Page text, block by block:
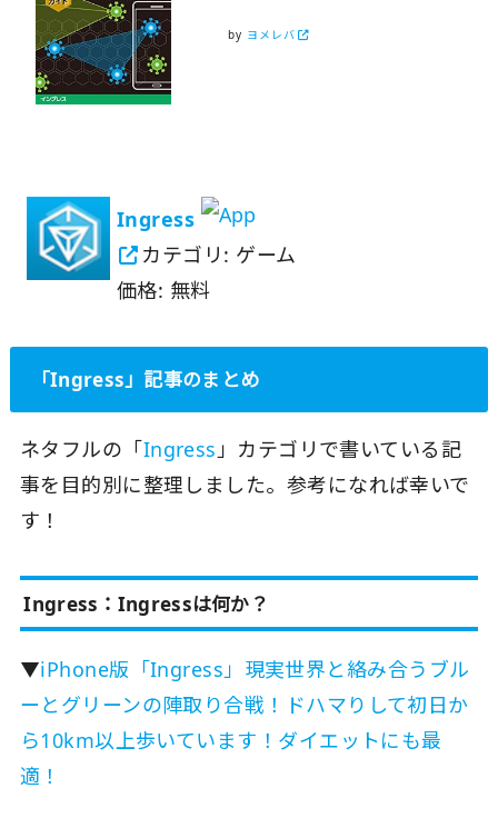
by ヨメレバ
Ingress
カテゴリ: ゲーム
価格: 無料
「Ingress」記事のまとめ
ネタフルの「Ingress」カテゴリで書いている記
事を目的別に整理しました。参考になれば幸いで
す！
Ingress：Ingressは何か？
▼iPhone版「Ingress」現実世界と絡み合うブル
ーとグリーンの陣取り合戦！ドハマりして初日か
ら10km以上歩いています！ダイエットにも最
適！